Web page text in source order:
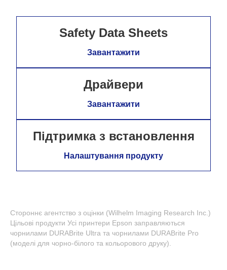
Safety Data Sheets
Завантажити
Драйвери
Завантажити
Підтримка з встановлення
Налаштування продукту
Стороннє агентство з оцінки (Wilhelm Imaging Research Inc.)
Цільові продукти Усі принтери Epson заправляються
чорнилами DURABrite Ultra та чорнилами DURABrite Pro
(моделі для чорно-білого та кольорового друку).